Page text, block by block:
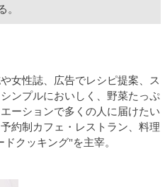
。
女性誌、広告でレシピ提案、ス
ンプルにおいしく、野菜たっぷ
ーションで多くの人に届けたい
約制カフェ・レストラン、料理
クッキング"を主宰。